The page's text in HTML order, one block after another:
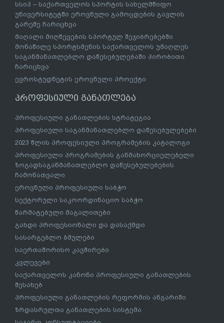
სსიპ – საქართველოს სპორტის სახელმწიფო
უნივერსიტეტში ეროვნული გამოცდების გავლის
გარეშე ჩარიცხვა
მაღალი მიღწევების სპორტულ შეჯიბრებებში
მონაწილე სპორტსმენის საქართველოს უმაღლეს
საგანმანათლებლო დაწესებულებაში პირობითი
ჩარიცხვა
ევროსტუდნეტის ეროვნული პროექტი
პროფესიული განათლება
პროფესიული განათლების სტრატეგია
პროფესიული საგანმანათლებლო დაწესებულებები
2023 წლის პროფესიული პროგრამების კატალოგი
პროფესიული პროგრამების განმახორციელებელი
ზოგადსაგანმანათლებლო დაწესებულებების
ჩამონათვალი
ეროვნული პროფესიული საბჭო
სექტორული საკოორდინაციო საბჭო
წარმატებული მაგალითები
გახდი პროფესიონალი და დასაქმდი
სასარგებლო ბმულები
საერთაშორისო კავშირები
კვლევები
საქართველოს კანონი პროფესიული განათლების
შესახებ
პროფესიული განათლების რეფორმის ანგარიში
ზრდასრულთა განათლების სისტემა